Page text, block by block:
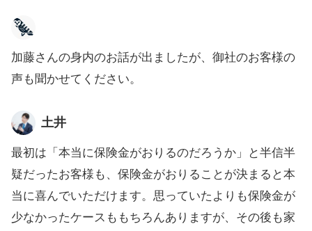
加藤さんの身内のお話が出ましたが、御社のお客様の
声も聞かせてください。
土井
最初は「本当に保険金がおりるのだろうか」と半信半
疑だったお客様も、保険金がおりることが決まると本
当に喜んでいただけます。思っていたよりも保険金が
少なかったケースももちろんありますが、その後も家